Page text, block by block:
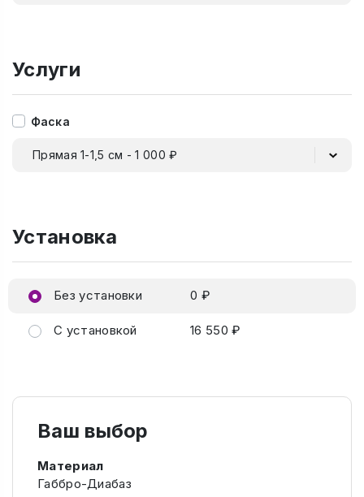
Услуги
Фаска
Прямая 1-1,5 см - 1 000 ₽
Установка
Без установки 0 ₽
С установкой 16 550 ₽
Ваш выбор
Материал
Габбро-Диабаз